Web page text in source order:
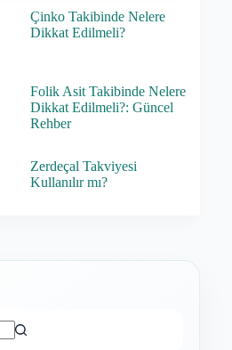
Çinko Takibinde Nelere
Dikkat Edilmeli?
Folik Asit Takibinde Nelere
Dikkat Edilmeli?: Güncel
Rehber
Zerdeçal Takviyesi
Kullanılır mı?